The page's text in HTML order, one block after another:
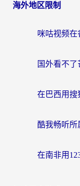
海外地区限制